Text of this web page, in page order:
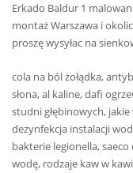
Erkado Baldur 1
montaż Warszawa i
proszę wysyłac na
cola na ból żołądka,
słona, al kaline, dafi
studni głębinowych,
dezynfekcja instalacji
bakterie legionella, saeco
wodę, rodzaje kaw w